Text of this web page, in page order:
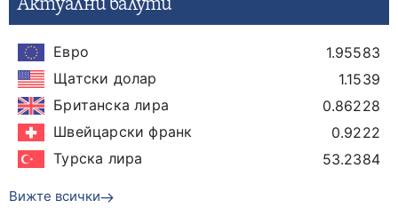
Актуални валути
Евро
1.95583
Щатски долар
1.1539
Британска лира
0.86228
Швейцарски франк
0.9222
Турска лира
53.2384
Вижте всички